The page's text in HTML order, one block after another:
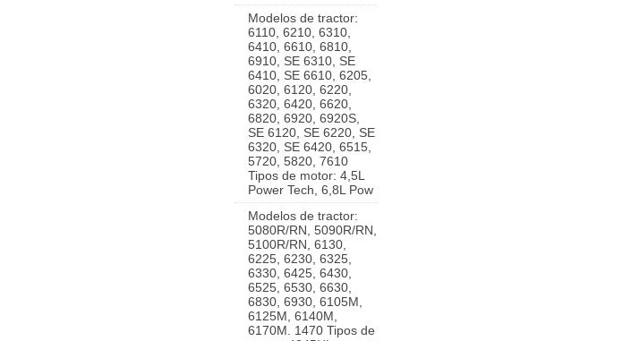
Modelos de tractor:
6110, 6210, 6310,
6410, 6610, 6810,
6910, SE 6310, SE
6410, SE 6610, 6205,
6020, 6120, 6220,
6320, 6420, 6620,
6820, 6920, 6920S,
SE 6120, SE 6220, SE
6320, SE 6420, 6515,
5720, 5820, 7610
Tipos de motor: 4,5L
Power Tech, 6,8L Pow
Modelos de tractor:
5080R/RN, 5090R/RN,
5100R/RN, 6130,
6225, 6230, 6325,
6330, 6425, 6430,
6525, 6530, 6630,
6830, 6930, 6105M,
6125M, 6140M,
6170M. 1470 Tipos de